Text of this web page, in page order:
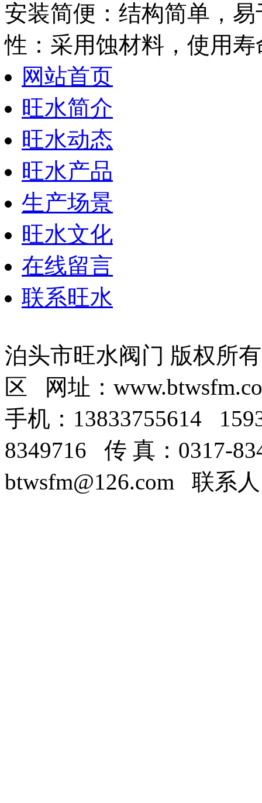
安装简便：结构简单，
性：采用蚀材料，使用寿
网站首页
旺水简介
旺水动态
旺水产品
生产场景
旺水文化
在线留言
联系旺水
泊头市旺水阀门 版权所
区 网址：
手机：13833755614
8349716 传 真：0317-
btwsfm@126.com 联系